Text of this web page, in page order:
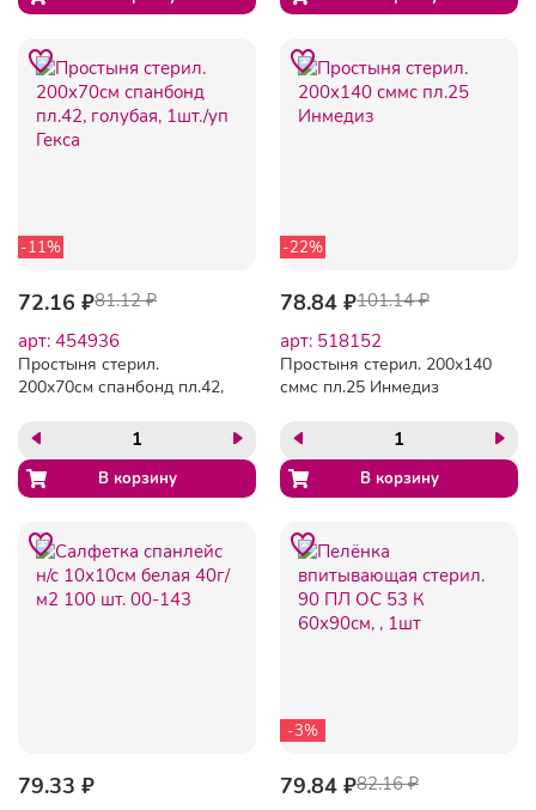
-11%
72.16 ₽81.12 ₽
арт: 454936
Простыня стерил.
200x70см спанбонд пл.42,
-22%
78.84 ₽101.14 ₽
арт: 518152
Простыня стерил. 200x140
сммс пл.25 Инмедиз
79.33 ₽
-3%
79.84 ₽82.16 ₽